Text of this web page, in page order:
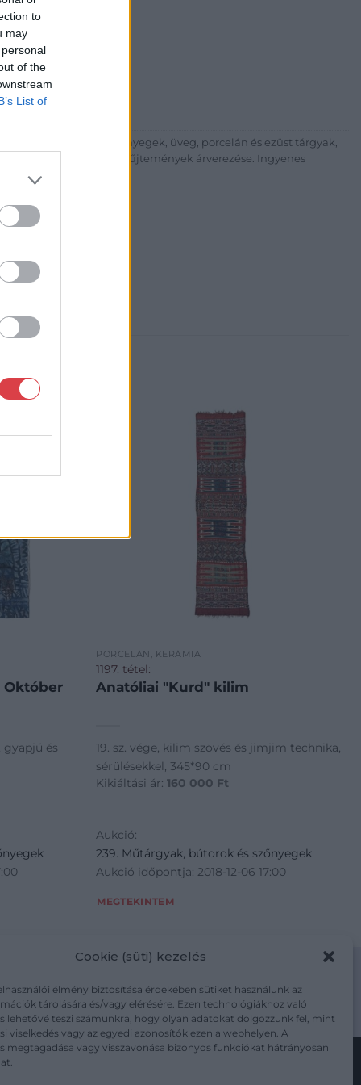
to
may
of the
List of
Cookie (süti) kezelés
élmény biztosítása érdekében sütiket használunk az
tárolására és/vagy elérésére. Ezen technológiákhoz való
lehetővé teszi számunkra, hogy olyan adatokat dolgozzunk fel, mint
viselkedés vagy az egyedi azonosítók ezen a webhelyen. A
megtagadása vagy visszavonása bizonyos funkciókat hátrányosan
Galéria és Aukciósház
és Aukciósház Kft.
Balaton utca 8.
6000 +361 4756005
bútorok, szőnyegek, üveg, porcelán és ezüst tárgyak,
Hagyatékok és gyűjtemények árverezése. Ingyenes
Október
gyapjú és
PORCELÁN, KERÁMIA
1197. tétel:
Anatóliai "Kurd" kilim
19. sz. vége, kilim szövés és jimjim technika,
sérülésekkel, 345*90 cm
Kikiáltási ár:160 000 Ft
Aukció:
239. Műtárgyak, bútorok és szőnyegek
Aukció időpontja: 2018-12-06 17:00
MEGTEKINTEM
adatkezelesi-tajekoztato/